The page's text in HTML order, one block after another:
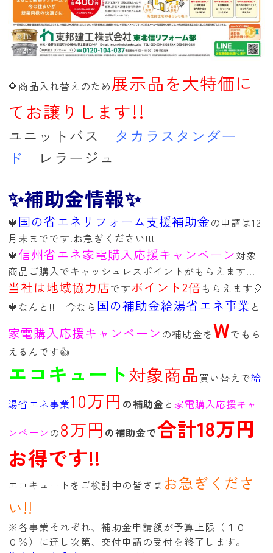
🔶商品入れ替えのため展示品を大特価に
てお譲りします!!
ユニットバス タカラスタンダー
ド レラージュ
✨補助金情報✨
🍁国の省エネリフォーム支援補助金の申請は12
月末までです!お急ぎください!!!
🍁信州省エネ家電購入応援キャンペーン対象
商品ご購入でキャッシュレスポイントがもらえます!!!
当社は地域協力店ですポイント2倍もらえます🎈
🍁なんと!! 今なら 国の補助金給湯省エネ事業 と
家電購入応援キャンペーン の補助金をWでもら
えるんです👍
エコキュート対象商品 買い替えで給
湯省エネ事業10万円 の補助金と家電購入応援キャ
ンペーン の8万円 の補助金で合計18万円
お得です!!
エコキュートをご検討中の皆さま お急ぎくださ
い!!
※各事業それぞれ、補助金申請額が予算上限（１０
０％）に達し次第、交付申請の受付を終了します。